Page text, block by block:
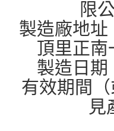
限
製造廠地
頂里正
製造日
有效期間
見